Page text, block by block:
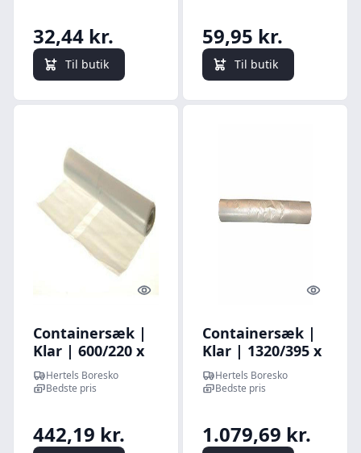
32,44 kr.
Til butik
59,95 kr.
Til butik
Quick look
Containersæk |
Klar | 600/220 x
1400 mm | 180 L
| 40 my | 10 rl. á
Hertels Boresko
Bedste pris
442,19 kr.
Quick
Containersæk |
Klar | 1320/395 x
1570 mm | 800 L
| 40 my | 50 stk.
Hertels Boresko
Bedste pris
1.079,69 kr.